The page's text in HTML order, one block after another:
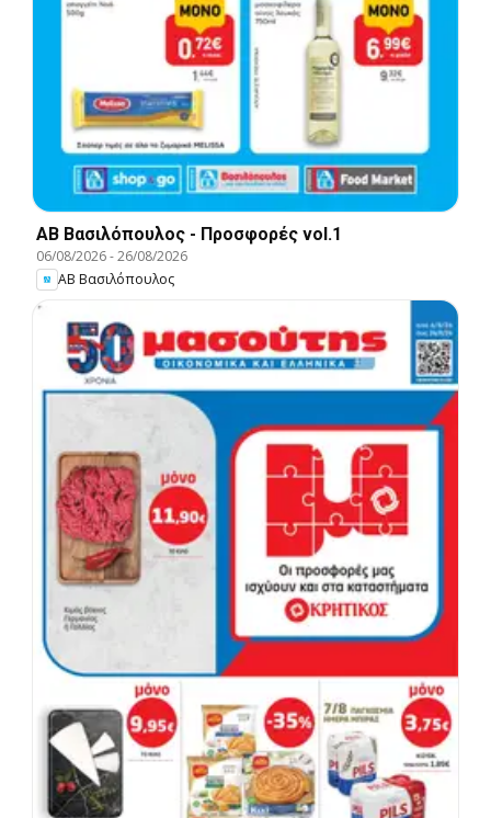
ΑΒ Βασιλόπουλος - Προσφορές vol.1
06/08/2026-26/08/2026
ΑΒ Βασιλόπουλος